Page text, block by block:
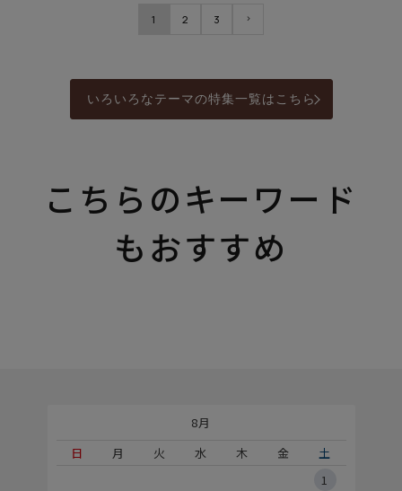
1 2 3
いろいろなテーマの特集一覧はこちら
こちらのキーワード
もおすすめ
8月
日
月 火 水 木 金
土
1